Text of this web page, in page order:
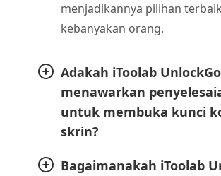
menjadikannya pilihan
kebanyakan orang.
Adakah iToolab UnlockGo
menawarkan
untuk membuka kunci
skrin?
Bagaimanakah iToolab